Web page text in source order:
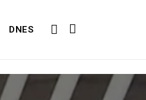
DNES